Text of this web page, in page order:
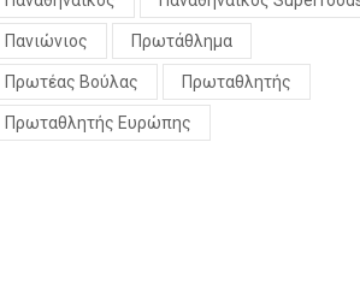
Πανιώνιος Πρωτάθλημα
Πρωτέας Βούλας Πρωταθλητής
Πρωταθλητής Ευρώπης